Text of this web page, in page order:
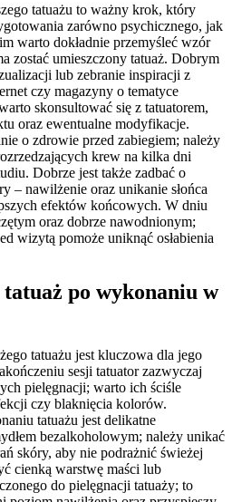
tatuażu to ważny krok, który
zarówno psychicznego, jak
warto dokładnie przemyśleć wzór
zostać umieszczony tatuaż. Dobrym
lub zebranie inspiracji z
czy magazyny o tematyce
skonsultować się z tatuatorem,
oraz ewentualne modyfikacje.
o zdrowie przed zabiegiem; należy
krew na kilka dni
Dobrze jest także zadbać o
– nawilżenie oraz unikanie słońca
efektów końcowych. W dniu
oraz dobrze nawodnionym;
wizytą pomoże uniknąć osłabienia
tatuaż po wykonaniu w
tatuażu jest kluczowa dla jego
sesji tatuator zazwyczaj
pielęgnacji; warto ich ściśle
czy blaknięcia kolorów.
tatuażu jest delikatne
bezalkoholowym; należy unikać
skóry, aby nie podrażnić świeżej
cienką warstwę maści lub
do pielęgnacji tatuaży; to